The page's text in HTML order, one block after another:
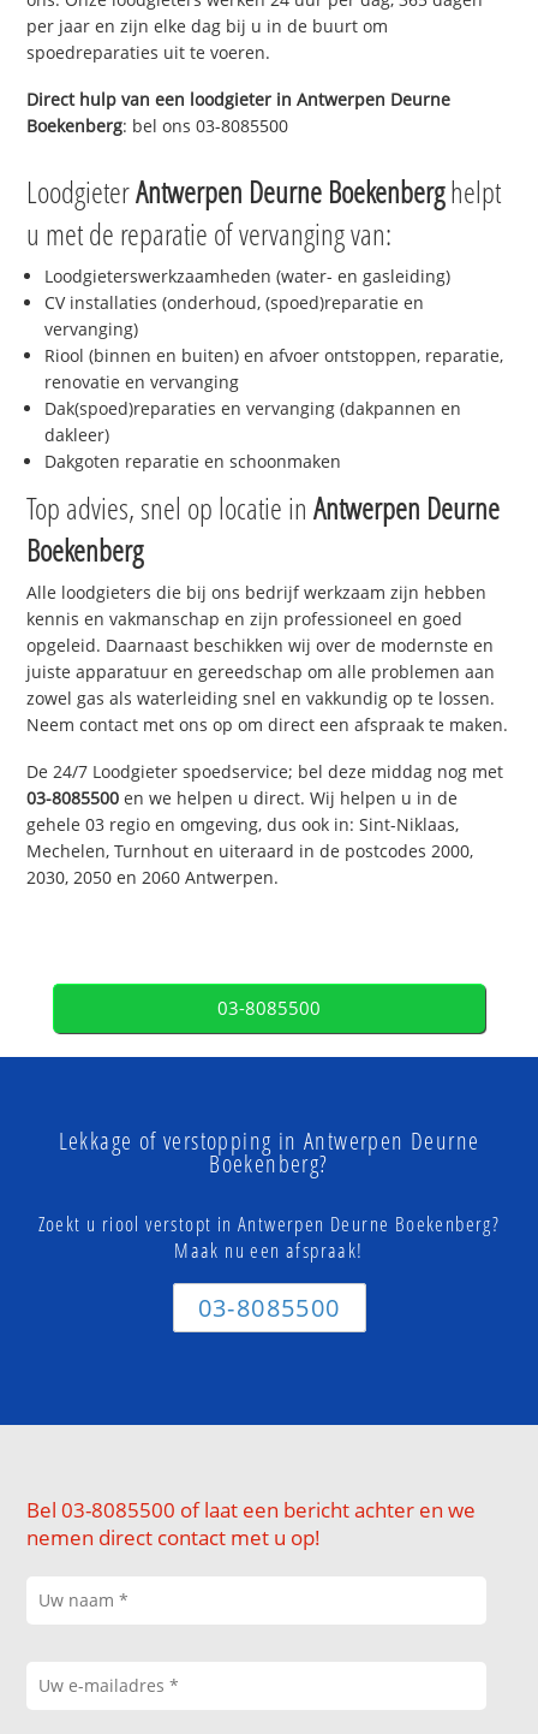
per jaar en zijn elke dag bij u in de buurt om
spoedreparaties uit te voeren.
Direct hulp van een loodgieter inAntwerpen Deurne
Boekenberg: bel ons 03-8085500
LoodgieterAntwerpen Deurne Boekenberghelpt
u met de reparatie of vervanging van:
Loodgieterswerkzaamheden (water- en gasleiding)
CV installaties (onderhoud, (spoed)reparatie en
vervanging)
Riool (binnen en buiten) en afvoer ontstoppen, reparatie,
renovatie en vervanging
Dak(spoed)reparaties en vervanging (dakpannen en
dakleer)
Dakgoten reparatie en schoonmaken
Top advies, snel op locatie inAntwerpen Deurne
Boekenberg
Alle loodgieters die bij ons bedrijf werkzaam zijn hebben
kennis en vakmanschap en zijn professioneel en goed
opgeleid. Daarnaast beschikken wij over de modernste en
juiste apparatuur en gereedschap om alle problemen aan
zowel gas als waterleiding snel en vakkundig op te lossen.
Neem contact met ons op om direct een afspraak te maken.
De 24/7 Loodgieter spoedservice; bel deze middag nog met
03-8085500 en we helpen u direct. Wij helpen u in de
gehele 03 regio en omgeving, dus ook in: Sint-Niklaas,
Mechelen, Turnhout en uiteraard in de postcodes 2000,
2030, 2050 en 2060 Antwerpen.
03-8085500
Lekkage of verstopping in Antwerpen Deurne
Boekenberg?
Zoekt u riool verstopt in Antwerpen Deurne Boekenberg?
Maak nu een afspraak!
03-8085500
Bel 03-8085500 of laat een bericht achter en we
nemen direct contact met u op!